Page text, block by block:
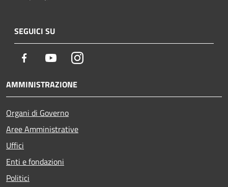
SEGUICI SU
Facebook YoutubeInstagram
AMMINISTRAZIONE
Organi di Governo
Aree Amministrative
Uffici
Enti e fondazioni
Politici